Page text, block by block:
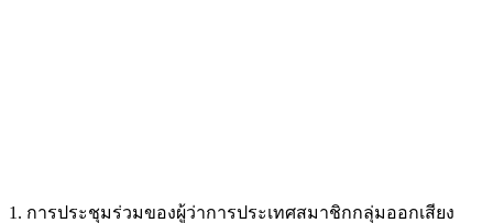
1. การประชุมร่วมของผู้ว่าการประเทศสมาชิกกลุ่มออกเสียง